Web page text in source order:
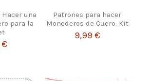
una
para la
€
Patrones para hacer
Monederos de Cuero. Kit
9,99 €